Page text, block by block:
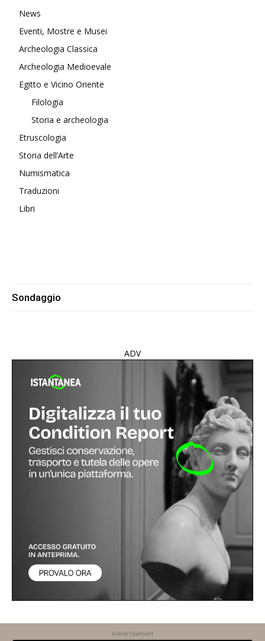
News
Eventi, Mostre e Musei
Archeologia Classica
Archeologia Medioevale
Egitto e Vicino Oriente
Filologia
Storia e archeologia
Etruscologia
Storia dell’Arte
Numismatica
Traduzioni
Libri
Sondaggio
ADV
Advertisement